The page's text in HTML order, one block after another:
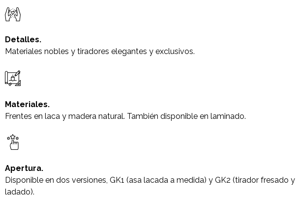
Detalles.
Materiales nobles y tiradores elegantes y exclusivos.
Materiales.
Frentes en laca y madera natural. También disponible en laminado.
Apertura.
Disponible en dos versiones, GK1 (asa lacada a medida) y GK2 (tirador fresado y
ladado).